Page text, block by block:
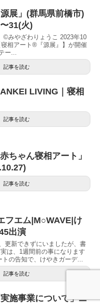
展」(群馬県前橋市)
31(火)
©︎みやざわりょうこ 2023年10
寝相アート®︎『源展』】が開催
ー...
記事を読む
LIVING｜寝相
記事を読む
ちゃん寝相アート」
記事を読む
フエム|M○WAVE|け
出演
更新できずにいましたが、書
は、1週間前の事になります
トの告知で、けやきガーデ...
記事を読む
施事業について」ニ